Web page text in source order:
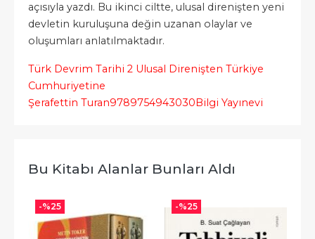
açısıyla yazdı. Bu ikinci ciltte, ulusal direnişten yeni
devletin kuruluşuna değin uzanan olaylar ve
oluşumları anlatılmaktadır.
Türk Devrim Tarihi 2 Ulusal Direnişten Türkiye
Cumhuriyetine
Şerafettin Turan9789754943030Bilgi Yayınevi
Bu Kitabı Alanlar Bunları Aldı
-%25 -%25